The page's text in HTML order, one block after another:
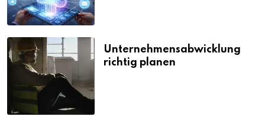
Unternehmensabwicklung
richtig planen